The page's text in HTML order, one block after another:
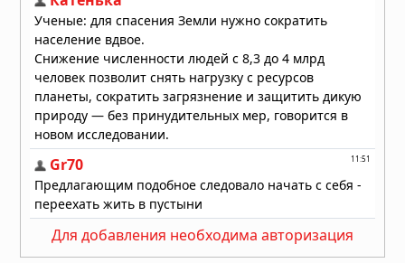
Для добавления необходима авторизация